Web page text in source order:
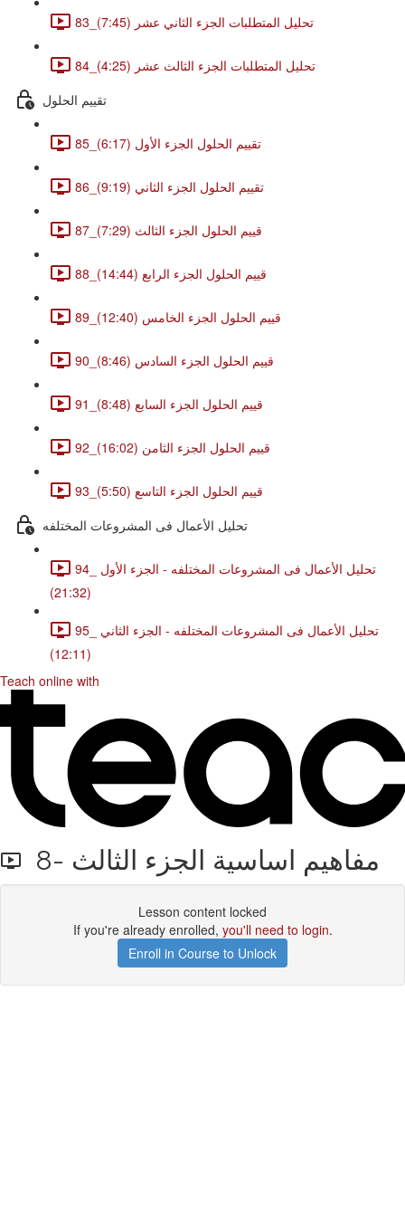
83_تحليل المتطلبات الجزء الثاني عشر (7:45)
84_تحليل المتطلبات الجزء الثالث عشر (4:25)
تقييم الحلول
85_تقييم الحلول الجزء الأول (6:17)
86_تقييم الحلول الجزء الثاني (9:19)
87_قييم الحلول الجزء الثالث (7:29)
88_قييم الحلول الجزء الرابع (14:44)
89_قييم الحلول الجزء الخامس (12:40)
90_قييم الحلول الجزء السادس (8:46)
91_قييم الحلول الجزء السابع (8:48)
92_قييم الحلول الجزء الثامن (16:02)
93_قييم الحلول الجزء التاسع (5:50)
تحليل الأعمال فى المشروعات المختلفه
94_ تحليل الأعمال فى المشروعات المختلفه - الجزء الأول
(21:32)
95_ تحليل الأعمال فى المشروعات المختلفه - الجزء الثاني
(12:11)
Teach online with
8- مفاهيم اساسية الجزء الثالث
Lesson content locked
If you're already enrolled, you'll need to login.
Enroll in Course to Unlock